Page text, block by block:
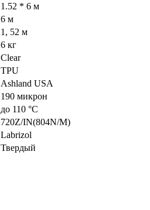
1.52 * 6 м
6 м
1, 52 м
6 кг
Сlear
TPU
Ashland USA
190 микрон
до 110 °C
720Z/IN(804N/M)
Labrizol
Твердый